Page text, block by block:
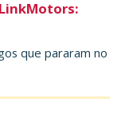
que pararam no